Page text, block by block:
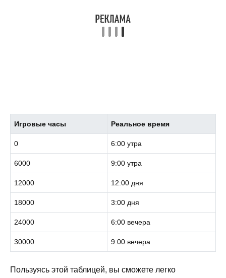
Игровые часы Реальное время
0 6:00 утра
6000 9:00 утра
12000 12:00 дня
18000 3:00 дня
24000 6:00 вечера
30000 9:00 вечера
Пользуясь этой таблицей, вы сможете легко